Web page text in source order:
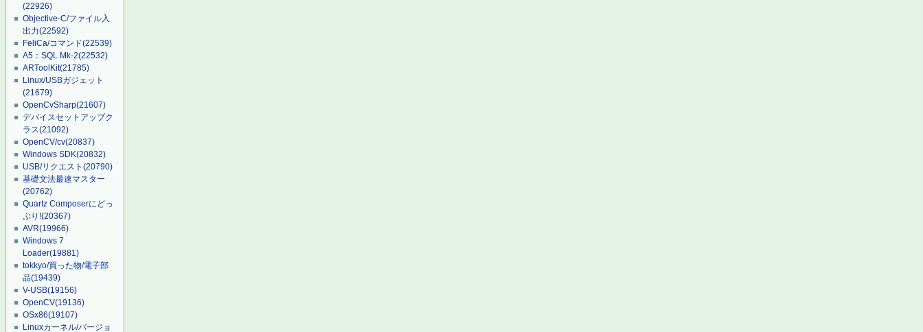
(22926)
Objective-C/ファイル入
出力(22592)
FeliCa/コマンド(22539)
A5：SQL Mk-2(22532)
ARToolKit(21785)
Linux/USBガジェット
(21679)
OpenCvSharp(21607)
デバイスセットアップク
ラス(21092)
OpenCV/cv(20837)
Windows SDK(20832)
USB/リクエスト(20790)
基礎文法最速マスター
(20762)
Quartz Composerにどっ
ぷり!(20367)
AVR(19966)
Windows 7
Loader(19881)
tokkyo/買った物/電子部
品(19439)
V-USB(19156)
OpenCV(19136)
OSx86(19107)
Linuxカーネル/バージョ